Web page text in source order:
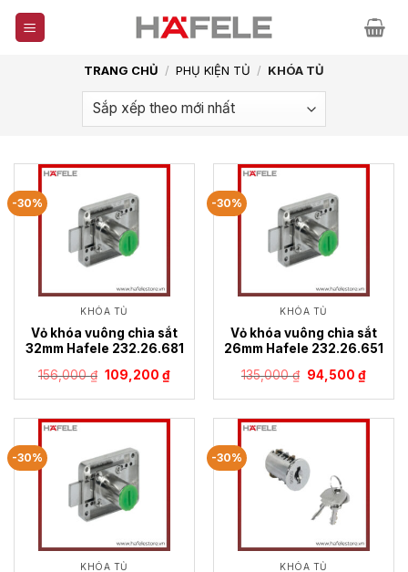
Skip
TRANG CHỦ / PHỤ KIỆN TỦ / KHÓA TỦ
-30%
KHÓA TỦ
Vỏ khóa vuông chìa sắt
32mm Hafele 232.26.681
156,000₫ Giá
là:
109,200₫Giá
tại
109,200 ₫.
-30%
KHÓA TỦ
Vỏ khóa vuông chìa sắt
26mm Hafele 232.26.651
135,000₫ Giá
gốc
là:
94,500₫Giá
tại
-30%
KHÓA TỦ
-30%
KHÓA TỦ